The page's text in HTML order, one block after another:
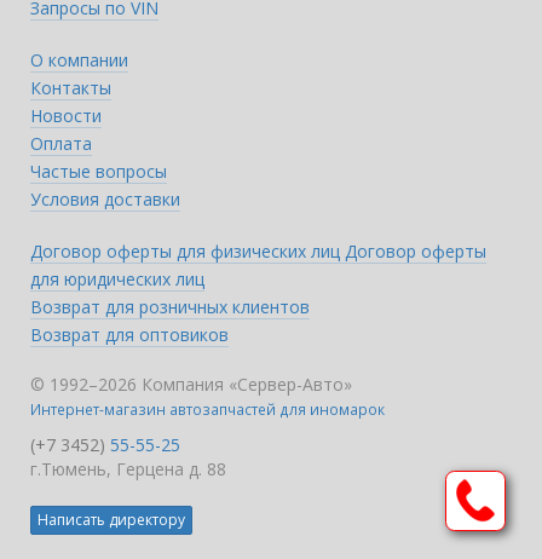
Запросы по VIN
О компании
Контакты
Новости
Оплата
Частые вопросы
Условия доставки
Договор оферты для физических лиц Договор оферты
для юридических лиц
Возврат для розничных клиентов
Возврат для оптовиков
© 1992–2026 Компания «Сервер-Авто»
Интернет-магазин автозапчастей для иномарок
(+7 3452) 55-55-25
г.Тюмень, Герцена д. 88
Написать директору